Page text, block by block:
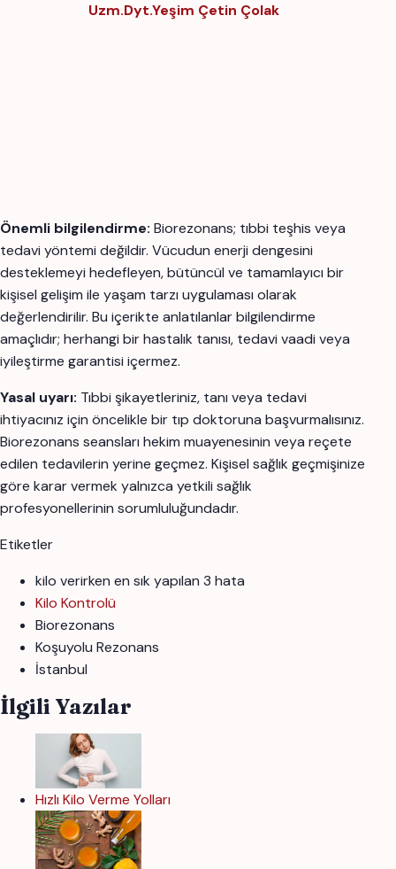
Uzm.Dyt.Yeşim Çetin Çolak
Önemli bilgilendirme: Biorezonans; tıbbi teşhis veya
tedavi yöntemi değildir. Vücudun enerji dengesini
desteklemeyi hedefleyen, bütüncül ve tamamlayıcı bir
kişisel gelişim ile yaşam tarzı uygulaması olarak
değerlendirilir. Bu içerikte anlatılanlar bilgilendirme
amaçlıdır; herhangi bir hastalık tanısı, tedavi vaadi veya
iyileştirme garantisi içermez.
Yasal uyarı: Tıbbi şikayetleriniz, tanı veya tedavi
ihtiyacınız için öncelikle bir tıp doktoruna başvurmalısınız.
Biorezonans seansları hekim muayenesinin veya reçete
edilen tedavilerin yerine geçmez. Kişisel sağlık geçmişinize
göre karar vermek yalnızca yetkili sağlık
profesyonellerinin sorumluluğundadır.
Etiketler
kilo verirken en sık yapılan 3 hata
Kilo Kontrolü
Biorezonans
Koşuyolu Rezonans
İstanbul
İlgili Yazılar
Hızlı Kilo Verme Yolları